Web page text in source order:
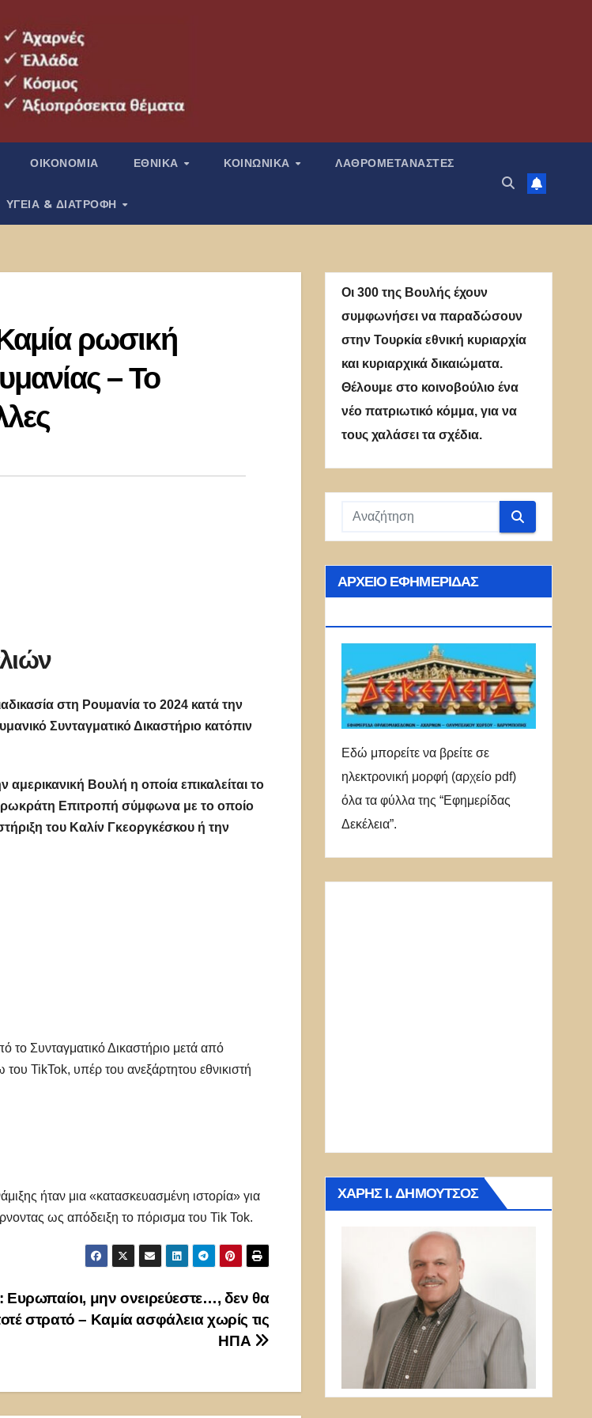
ΟΙΚΟΝΟΜΙΑ ΕΘΝΙΚΑ ΚΟΙΝΩΝΙΚΑ ΛΑΘΡΟΜΕΤΑΝΑΣΤΕΣ
ΥΓΕΙΑ & ΔΙΑΤΡΟΦΗ
ρωσική
– Το
στη Ρουμανία το 2024 κατά την
Συνταγματικό Δικαστήριο κατόπιν
Βουλή η οποία επικαλείται το
Επιτροπή σύμφωνα με το οποίο
του Καλίν Γκεοργκέσκου ή την
το Συνταγματικό Δικαστήριο μετά από
TikTok, υπέρ του ανεξάρτητου εθνικιστή
ήταν μια «κατασκευασμένη ιστορία» για
ως απόδειξη το πόρισμα του Tik Tok.
μην ονειρεύεστε…, δεν θα
στρατό – Καμία ασφάλεια χωρίς τις
ΗΠΑ
Οι 300 της Βουλής έχουν
συμφωνήσει να παραδώσουν
στην Τουρκία εθνική κυριαρχία
και κυριαρχικά δικαιώματα.
Θέλουμε στο κοινοβούλιο ένα
νέο πατριωτικό κόμμα, για να
τους χαλάσει τα σχέδια.
ΑΡΧΕΊΟ ΕΦΗΜΕΡΊΔΑΣ
Εδώ μπορείτε να βρείτε σε
ηλεκτρονική μορφή (αρχείο pdf)
όλα τα φύλλα της “Εφημερίδας
Δεκέλεια”.
ΧΆΡΗΣ Ι. ΔΗΜΟΎΤΣΟΣ